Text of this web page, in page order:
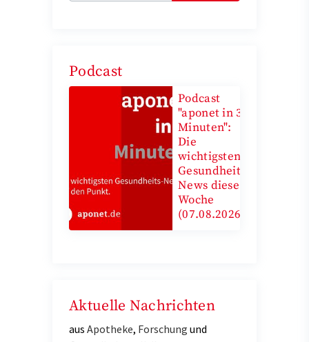
Podcast
Podcast
"aponet in 3
Minuten":
Die
wichtigsten
Gesundheits-
News diese
Woche
(07.08.2026)
Aktuelle Nachrichten
aus Apotheke, Forschung und